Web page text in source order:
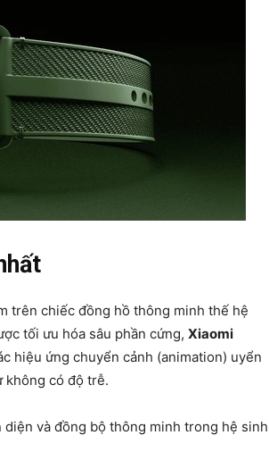
trên chiếc đồng hồ thông minh thế hệ
tối ưu hóa sâu phần cứng, Xiaomi
hiệu ứng chuyển cảnh (animation) uyển
không có độ trễ.
và đồng bộ thông minh trong hệ sinh